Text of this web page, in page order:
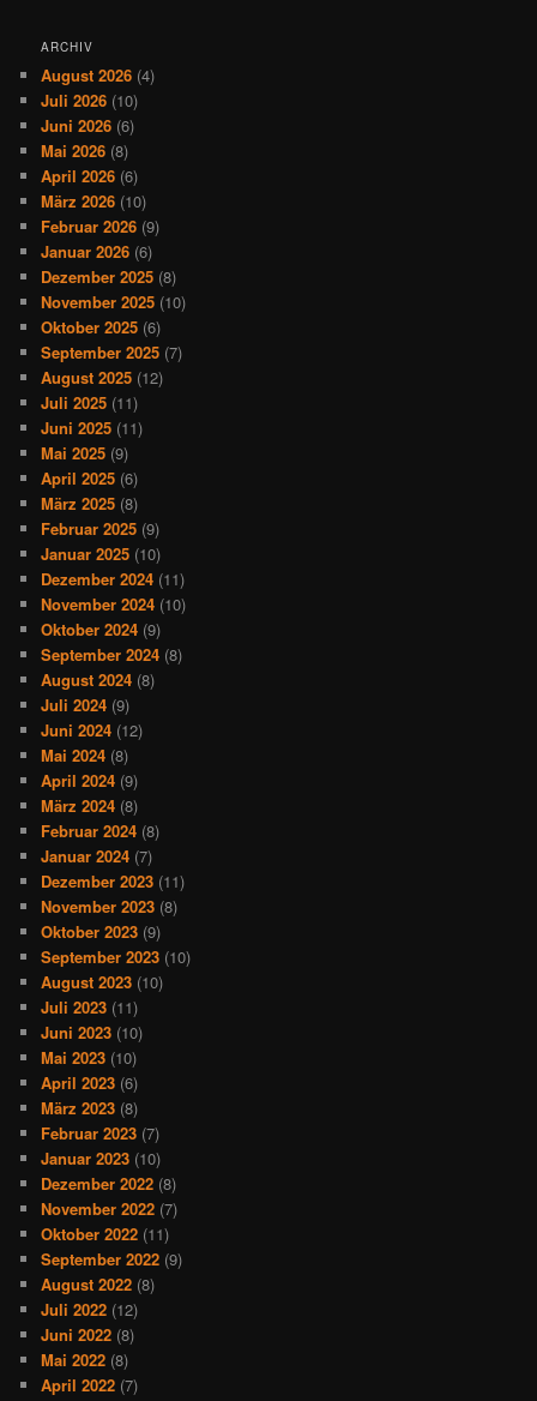
ARCHIV
August 2026 (4)
Juli 2026 (10)
Juni 2026 (6)
Mai 2026 (8)
April 2026 (6)
März 2026 (10)
Februar 2026 (9)
Januar 2026 (6)
Dezember 2025 (8)
November 2025 (10)
Oktober 2025 (6)
September 2025 (7)
August 2025 (12)
Juli 2025 (11)
Juni 2025 (11)
Mai 2025 (9)
April 2025 (6)
März 2025 (8)
Februar 2025 (9)
Januar 2025 (10)
Dezember 2024 (11)
November 2024 (10)
Oktober 2024 (9)
September 2024 (8)
August 2024 (8)
Juli 2024 (9)
Juni 2024 (12)
Mai 2024 (8)
April 2024 (9)
März 2024 (8)
Februar 2024 (8)
Januar 2024 (7)
Dezember 2023 (11)
November 2023 (8)
Oktober 2023 (9)
September 2023 (10)
August 2023 (10)
Juli 2023 (11)
Juni 2023 (10)
Mai 2023 (10)
April 2023 (6)
März 2023 (8)
Februar 2023 (7)
Januar 2023 (10)
Dezember 2022 (8)
November 2022 (7)
Oktober 2022 (11)
September 2022 (9)
August 2022 (8)
Juli 2022 (12)
Juni 2022 (8)
Mai 2022 (8)
April 2022 (7)